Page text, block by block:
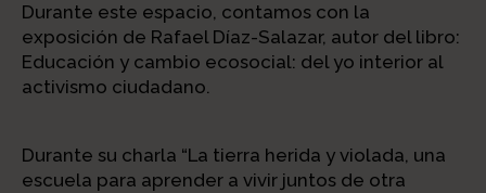
Durante este espacio, contamos con la
exposición de Rafael Díaz-Salazar, autor del libro:
Educación y cambio ecosocial: del yo interior al
activismo ciudadano.
Durante su charla “La tierra herida y violada, una
escuela para aprender a vivir juntos de otra